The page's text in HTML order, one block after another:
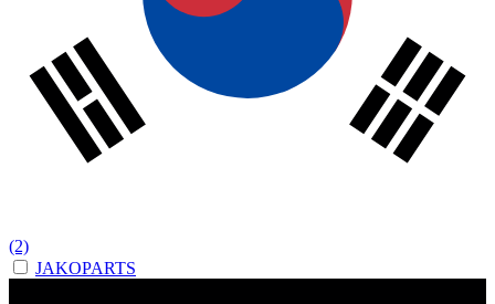
(2)
JAKOPARTS